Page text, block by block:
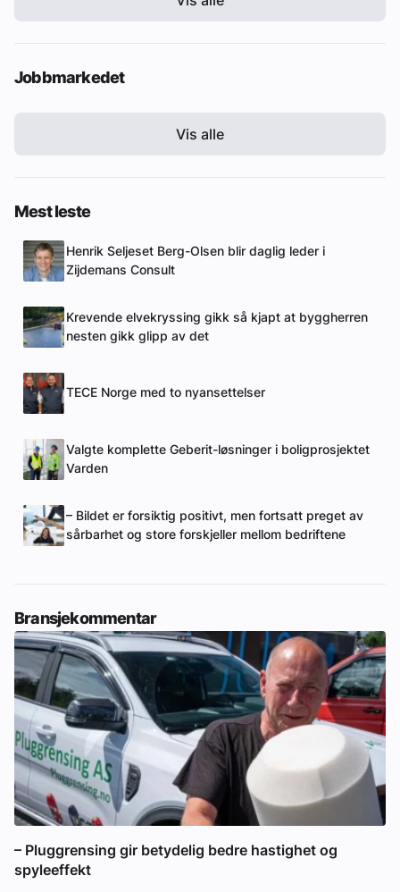
Jobbmarkedet
Vis alle
Mest leste
Henrik Seljeset Berg-Olsen blir daglig leder i
Zijdemans Consult
Krevende elvekryssing gikk så kjapt at byggherren
nesten gikk glipp av det
TECE Norge med to nyansettelser
Valgte komplette Geberit-løsninger i boligprosjektet
Varden
– Bildet er forsiktig positivt, men fortsatt preget av
sårbarhet og store forskjeller mellom bedriftene
Bransjekommentar
– Pluggrensing gir betydelig bedre hastighet og
spyleeffekt